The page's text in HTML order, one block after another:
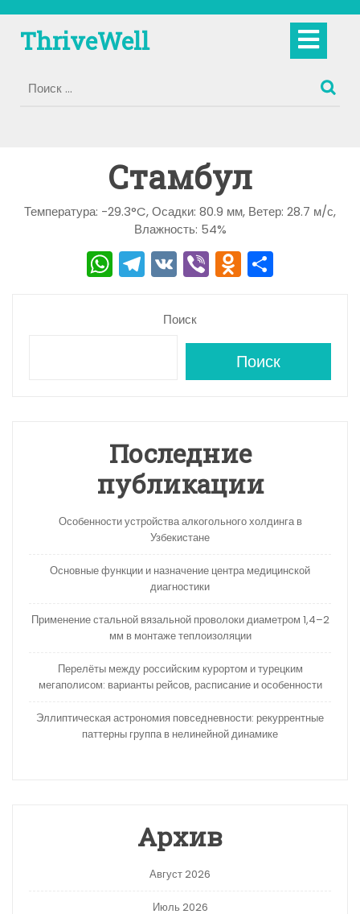
содержимому
ThriveWell
Стамбул
Температура: -29.3°C, Осадки: 80.9 мм, Ветер: 28.7 м/с,
Влажность: 54%
W
h
T
el
e
V
K
Vi
b
O
d
o
kl
a
s
ni
ki
а
в
и
Поиск
Поиск
Последние
публикации
Особенности устройства алкогольного холдинга в
Узбекистане
Основные функции и назначение центра медицинской
диагностики
Применение стальной вязальной проволоки диаметром 1,4–2
мм в монтаже теплоизоляции
Перелёты между российским курортом и турецким
мегаполисом: варианты рейсов, расписание и особенности
Эллиптическая астрономия повседневности: рекуррентные
паттерны группа в нелинейной динамике
Архив
Август 2026
Июль 2026